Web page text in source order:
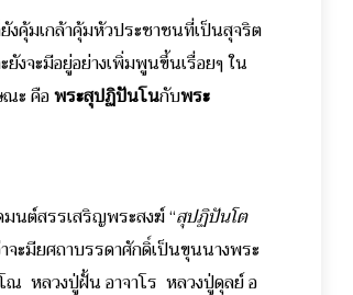
งคุ้มเกล้าคุ้มหัวประชาชนที่เป็นสุจริต
จะมีอยู่อย่างเพิ่มพูนขึ้นเรื่อยๆ ใน
ณะ คือพระสุปฏิปันโนกับพระ
นต์สรรเสริญพระสงฆ์ “สุปฏิปันโต
ะมียศถาบรรดาศักดิ์เป็นขุนนางพระ
หลวงปู่ฝั้น อาจาโร หลวงปู่ดุลย์ อ